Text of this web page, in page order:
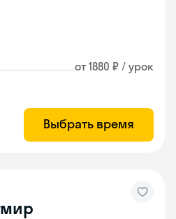
от 1880 ₽ / урок
Выбрать время